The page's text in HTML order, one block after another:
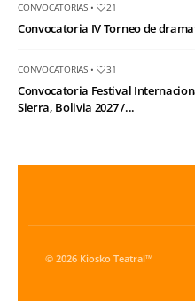
CONVOCATORIAS• 21
Convocatoria IV Torneo de
CONVOCATORIAS• 31
Convocatoria Festival
Sierra, Bolivia 2027 /...
© 2026 Kiosko Teatral™